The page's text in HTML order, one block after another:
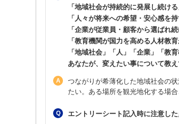
「地域社会が持続的に発展し続ける
「人々が将来への希望・安心感を持
「企業が従業員・顧客から選ばれ続
「教育機関が国力を高める人材教
「地域社会」「人」「企業」「教
あなたが、変えたい事について教
つながりが希薄化した地域社会の
たい。ある場所を観光地化する場
エントリーシート記入時に注意し